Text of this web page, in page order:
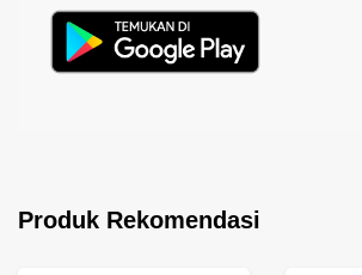
Produk Rekomendasi